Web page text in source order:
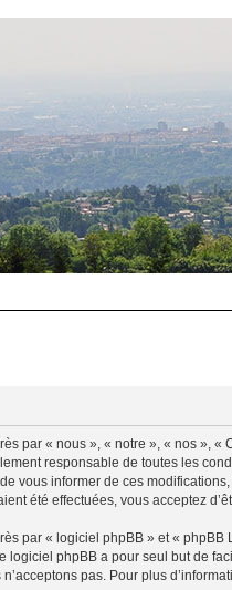
par « nous », « notre », « nos »,
responsable de toutes les
vous informer de ces
été effectuées, vous acceptez
par « logiciel phpBB » et «
logiciel phpBB a pour seul but de
pas. Pour plus